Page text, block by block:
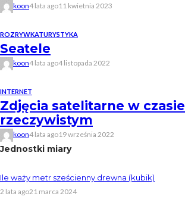
koon4 lata ago11 kwietnia 2023
ROZRYWKATURYSTYKA
Seatele
koon4 lata ago4 listopada 2022
INTERNET
Zdjęcia satelitarne w czasie
rzeczywistym
koon4 lata ago19 września 2022
Jednostki miary
Ile waży metr sześcienny drewna (kubik)
2 lata ago21 marca 2024